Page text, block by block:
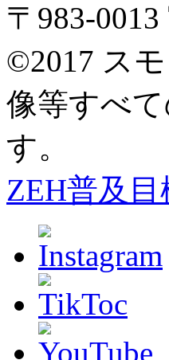
〒983-
©2017 ス
像等すべ
す。
ZEH普及